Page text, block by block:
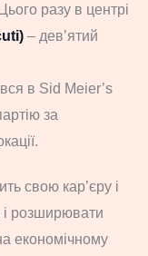
разу в центрі
– дев’ятий
в Sid Meier’s
за
свою кар’єру і
розширювати
економічному